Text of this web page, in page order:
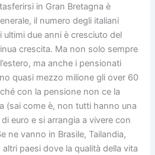
in Gran Bretagna è
il numero degli italiani
due anni è cresciuto del
crescita. Ma non solo sempre
ma anche i pensionati
quasi mezzo milione gli over 60
con la pensione non ce la
(sai come è, non tutti hanno una
euro e si arrangia a vivere con
ne vanno in Brasile, Tailandia,
paesi dove la qualità della vita